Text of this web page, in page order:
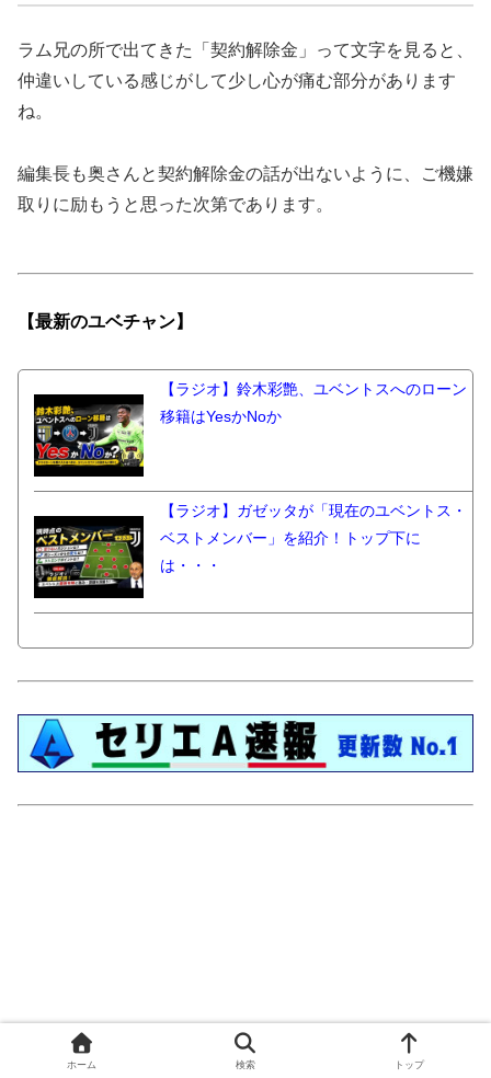
ラム兄の所で出てきた「契約解除金」って文字を見ると、
仲違いしている感じがして少し心が痛む部分があります
ね。
編集長も奥さんと契約解除金の話が出ないように、ご機嫌
取りに励もうと思った次第であります。
【最新のユベチャン】
【ラジオ】鈴木彩艶、ユベントスへのローン
移籍はYesかNoか
【ラジオ】ガゼッタが「現在のユベントス・
ベストメンバー」を紹介！トップ下に
は・・・
ホーム 検索 トップ